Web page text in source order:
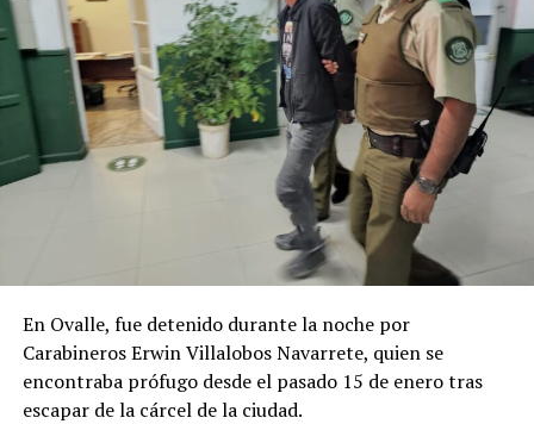
En Ovalle, fue detenido durante la noche por
Carabineros Erwin Villalobos Navarrete, quien se
encontraba prófugo desde el pasado 15 de enero tras
escapar de la cárcel de la ciudad.